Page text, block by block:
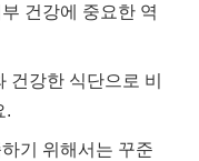
건강에 중요한 역
건강한 식단으로 비
.
기 위해서는 꾸준